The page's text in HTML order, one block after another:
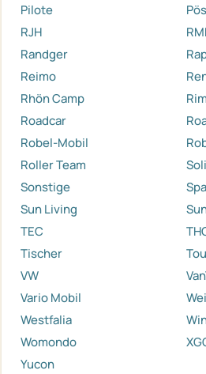
Pilote
RJH
Randger
Reimo
Rhön Camp
Roadcar
Robel-Mobil
Roller Team
Sonstige
Sun Living
TEC
Tischer
VW
Vario Mobil
Westfalia
Womondo
Yucon